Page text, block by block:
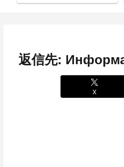
返信先:
X